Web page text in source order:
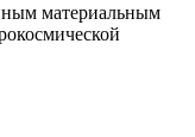
материальным